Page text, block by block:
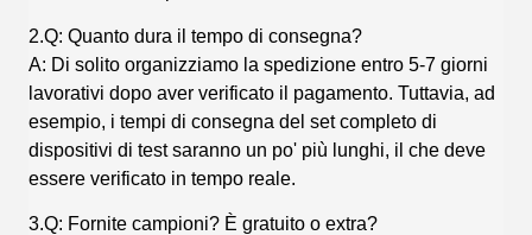
2.Q: Quanto dura il tempo di consegna?
A: Di solito organizziamo la spedizione entro 5-7 giorni
lavorativi dopo aver verificato il pagamento. Tuttavia, ad
esempio, i tempi di consegna del set completo di
dispositivi di test saranno un po' più lunghi, il che deve
essere verificato in tempo reale.
3.Q: Fornite campioni? È gratuito o extra?